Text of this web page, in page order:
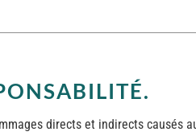
directs et indirects causés